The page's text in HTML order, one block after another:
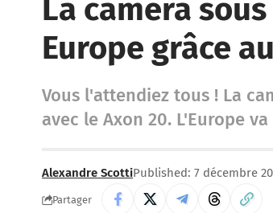
La caméra
Europe grâce
Vous l'attendiez tous ! La
avec le Axon 20. L'Europe
Alexandre ScottiPublished: 7 décembre
Partager